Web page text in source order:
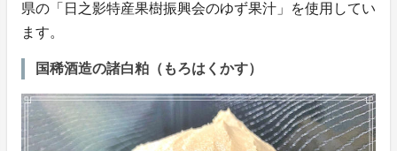
県の「日之影特産果樹振興会のゆず果汁」を使用してい
ます。
国稀酒造の諸白粕（もろはくかす）